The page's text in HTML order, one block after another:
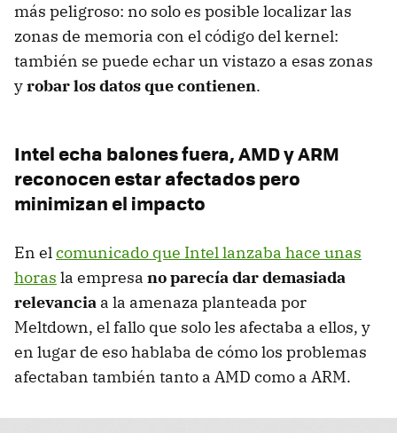
más peligroso: no solo es posible localizar las
zonas de memoria con el código del kernel:
también se puede echar un vistazo a esas zonas
yrobar los datos que contienen.
Intel echa balones fuera, AMD y ARM
reconocen estar afectados pero
minimizan el impacto
En elcomunicado que Intel lanzaba hace unas
horas la empresa no parecía dar demasiada
relevancia a la amenaza planteada por
Meltdown, el fallo que solo les afectaba a ellos, y
en lugar de eso hablaba de cómo los problemas
afectaban también tanto a AMD como a ARM.